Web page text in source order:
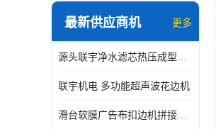
最新供应商机 更多
源头联宇净水滤芯热压成型机器 超声波大功率封边机
联宇机电 多功能超声波花边机
滑台软膜广告布扣边机拼接机用于焊接热合拼接作用